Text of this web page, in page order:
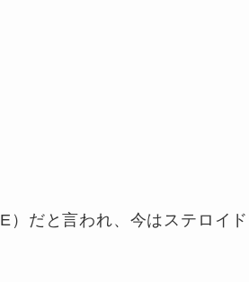
）だと言われ、今はステロイド